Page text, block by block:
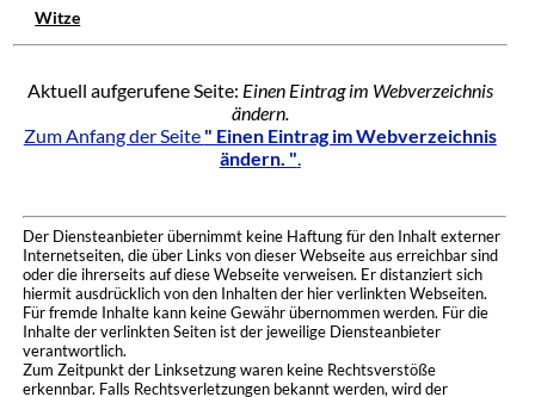
Witze
Aktuell aufgerufene Seite: Einen Eintrag im Webverzeichnis
ändern.
Zum Anfang der Seite " Einen Eintrag im Webverzeichnis
ändern. ".
Der Diensteanbieter übernimmt keine Haftung für den Inhalt externer
Internetseiten, die über Links von dieser Webseite aus erreichbar sind
oder die ihrerseits auf diese Webseite verweisen. Er distanziert sich
hiermit ausdrücklich von den Inhalten der hier verlinkten Webseiten.
Für fremde Inhalte kann keine Gewähr übernommen werden. Für die
Inhalte der verlinkten Seiten ist der jeweilige Diensteanbieter
verantwortlich.
Zum Zeitpunkt der Linksetzung waren keine Rechtsverstöße
erkennbar. Falls Rechtsverletzungen bekannt werden, wird der